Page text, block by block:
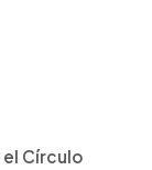
el Círculo